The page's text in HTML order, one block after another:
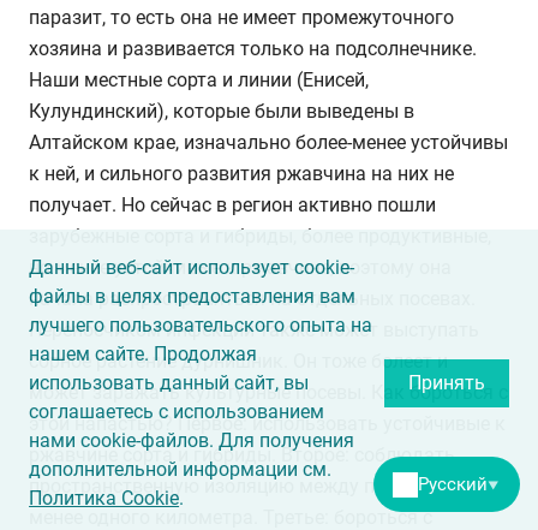
паразит, то есть она не имеет промежуточного
хозяина и развивается только на подсолнечнике.
Наши местные сорта и линии (Енисей,
Кулундинский), которые были выведены в
Алтайском крае, изначально более-менее устойчивы
к ней, и сильного развития ржавчина на них не
получает. Но сейчас в регион активно пошли
зарубежные сорта и гибриды, более продуктивные,
но менее устойчивые к ржавчине, поэтому она
начала распространяться на отдельных посевах.
Переносчиком инфекции также может выступать
сорное растение дурнишник. Он тоже болеет и
может заражать культурные посевы. Как бороться с
этой напастью? Первое: использовать устойчивые к
ржавчине сорта и гибриды. Второе: соблюдать
пространственную изоляцию между полями не
менее одного километра. Третье: бороться с
Русский▼
Данный веб-сайт использует cookie-
файлы в целях предоставления вам
лучшего пользовательского опыта на
нашем сайте. Продолжая
использовать данный сайт, вы
соглашаетесь с использованием
нами cookie-файлов. Для получения
дополнительной информации см.
Политика Cookie.
Принять